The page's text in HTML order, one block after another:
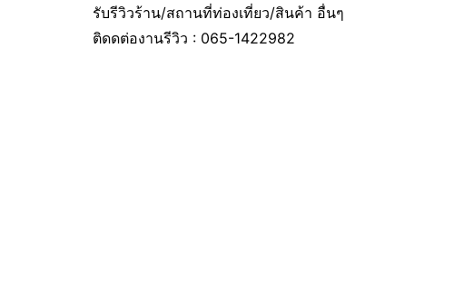
รับรีวิวร้าน/สถานที่ท่องเที่ยว/สินค้า อื่นๆ
ติดดต่องานรีวิว : 065-1422982